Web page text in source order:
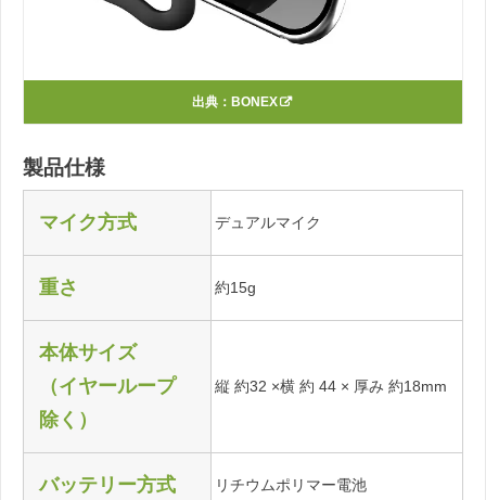
出典： BONEX
製品仕様
マイク方式 デュアルマイク
重さ 約15g
本体サイズ
（イヤーループ
除く）
縦 約32 ×横 約 44 × 厚み 約18mm
バッテリー方式 リチウムポリマー電池